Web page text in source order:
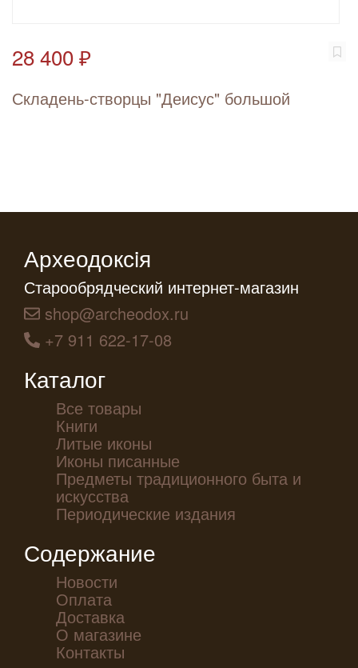
28 400 ₽
Складень-створцы "Деисус" большой
Археодоксiя
Старообрядческий интернет-магазин
shop@archeodox.ru
+7 911 622-17-08
Каталог
Все товары
Книги
Литые иконы
Иконы писанные
Предметы традиционного быта и
искусства
Периодические издания
Содержание
Новости
Оплата
Доставка
О магазине
Контакты